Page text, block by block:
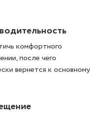
комфортного
после чего
вернется к основному